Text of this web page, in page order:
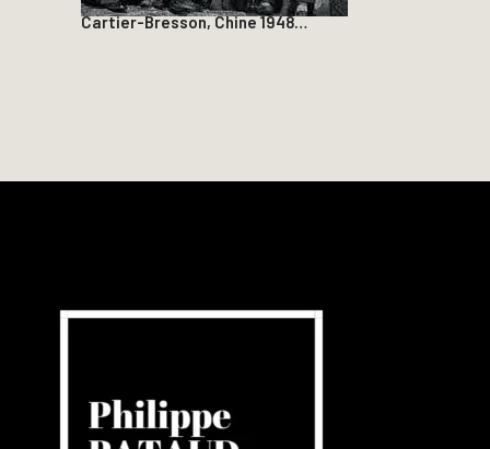
Cartier-Bresson, Chine 1948…